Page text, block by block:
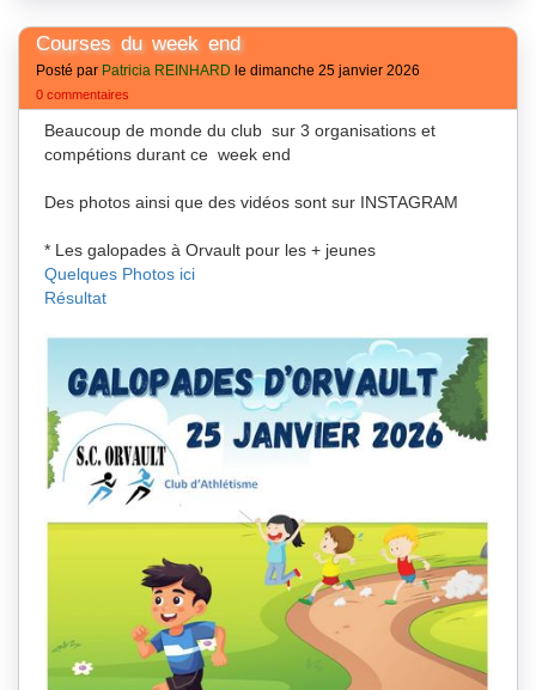
Courses du week end
Posté par Patricia REINHARD le dimanche 25 janvier 2026
0 commentaires
Beaucoup de monde du club sur 3 organisations et
compétions durant ce week end
Des photos ainsi que des vidéos sont sur INSTAGRAM
* Les galopades à Orvault pour les + jeunes
Quelques Photos ici
Résultat